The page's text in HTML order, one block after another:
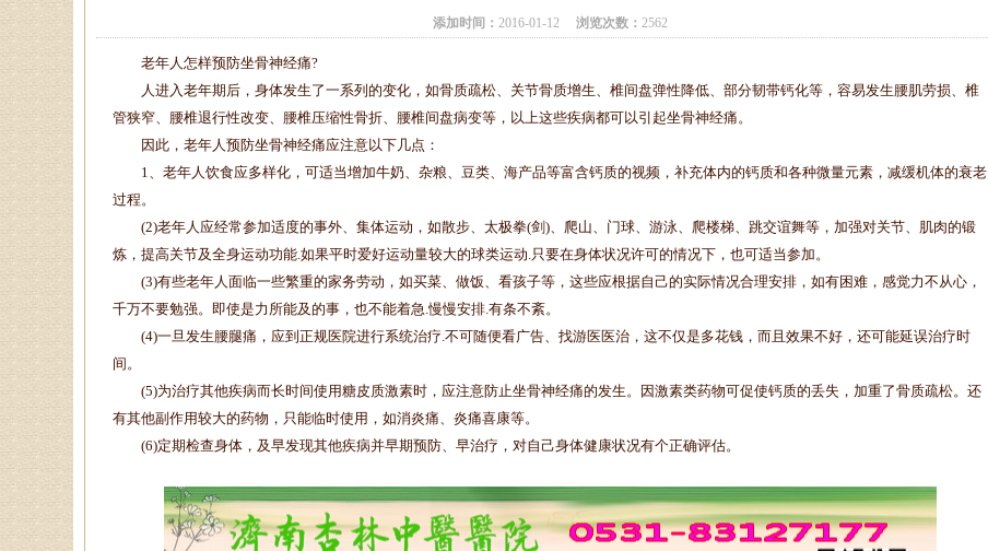
添加时间： 2016-01-12 浏览次数： 2562
老年人怎样预防坐骨神经痛?
人进入老年期后，身体发生了一系列的变化，如骨质疏松、关节骨质增生、椎间盘弹性降低、部分韧带钙化等，容易发生腰肌劳损、椎
管狭窄、腰椎退行性改变、腰椎压缩性骨折、腰椎间盘病变等，以上这些疾病都可以引起坐骨神经痛。
因此，老年人预防坐骨神经痛应注意以下几点：
1、老年人饮食应多样化，可适当增加牛奶、杂粮、豆类、海产品等富含钙质的视频，补充体内的钙质和各种微量元素，减缓机体的衰老
过程。
(2)老年人应经常参加适度的事外、集体运动，如散步、太极拳(剑)、爬山、门球、游泳、爬楼梯、跳交谊舞等，加强对关节、肌肉的锻
炼，提高关节及全身运动功能.如果平时爱好运动量较大的球类运动.只要在身体状况许可的情况下，也可适当参加。
(3)有些老年人面临一些繁重的家务劳动，如买菜、做饭、看孩子等，这些应根据自己的实际情况合理安排，如有困难，感觉力不从心，
千万不要勉强。即使是力所能及的事，也不能着急.慢慢安排.有条不紊。
(4)一旦发生腰腿痛，应到正规医院进行系统治疗.不可随便看广告、找游医医治，这不仅是多花钱，而且效果不好，还可能延误治疗时
间。
(5)为治疗其他疾病而长时间使用糖皮质激素时，应注意防止坐骨神经痛的发生。因激素类药物可促使钙质的丢失，加重了骨质疏松。还
有其他副作用较大的药物，只能临时使用，如消炎痛、炎痛喜康等。
(6)定期检查身体，及早发现其他疾病并早期预防、早治疗，对自己身体健康状况有个正确评估。